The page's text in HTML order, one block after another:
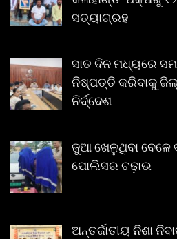
ସତ୍ୟାଗ୍ରହ
ସାତ ଦିନ ମଧ୍ୟରେ
ନିଷ୍ପତ୍ତି କରିବାକୁ
ନିର୍ଦ୍ଦେଶ
ଜୁଆ ଖେଳୁଥିବା ବେଳେ
ପୋଲିସର ଚଢ଼ାଉ
ଅନ୍ତର୍ଜାତୀୟ ନିଶା